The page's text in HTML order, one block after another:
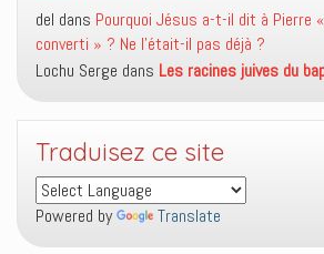
del dans Pourquoi Jésus a-t-il dit à Pierre
converti » ? Ne l’était-il pas déjà ?
Lochu Serge dans Les racines juives du
Traduisez ce site
Powered by Translate